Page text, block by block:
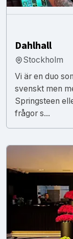
Dahlhall
Stockholm
Vi är en duo
svenskt men
Springsteen
frågor s...